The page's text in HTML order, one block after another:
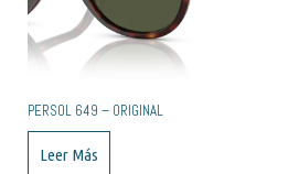
PERSOL 649 – ORIGINAL
Leer Más